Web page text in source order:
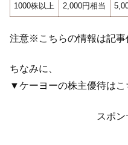
1000株以上 2,000円相当
注意※こちらの情報は記事
ちなみに、
▼ケーヨーの株主優待はこ
スポ